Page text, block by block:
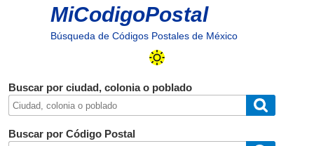
MiCodigoPostal
Búsqueda de Códigos Postales de México
Buscar por ciudad, colonia o poblado
Buscar por Código Postal